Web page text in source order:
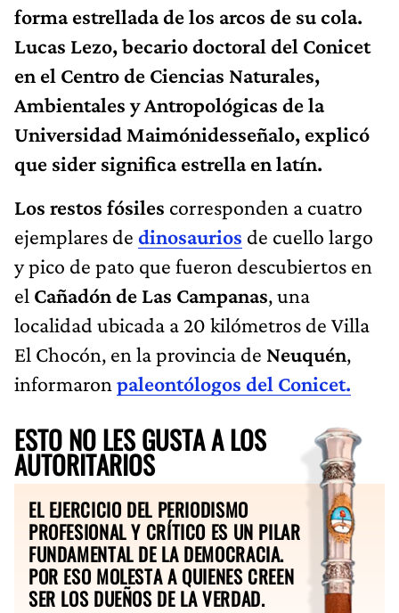
forma estrellada de los arcos de su cola.
Lucas Lezo, becario doctoral del Conicet
en el Centro de Ciencias Naturales,
Ambientales y Antropológicas de la
Universidad Maimónidesseñalo, explicó
que sider significa estrella en latín.
Los restos fósiles corresponden a cuatro
ejemplares de dinosaurios de cuello largo
y pico de pato que fueron descubiertos en
el Cañadón de Las Campanas, una
localidad ubicada a 20 kilómetros de Villa
El Chocón, en la provincia de Neuquén,
informaron paleontólogos del Conicet.
ESTO NO LES GUSTA A LOS
AUTORITARIOS
EL EJERCICIO DEL PERIODISMO
PROFESIONAL Y CRÍTICO ES UN PILAR
FUNDAMENTAL DE LA DEMOCRACIA.
POR ESO MOLESTA A QUIENES CREEN
SER LOS DUEÑOS DE LA VERDAD.